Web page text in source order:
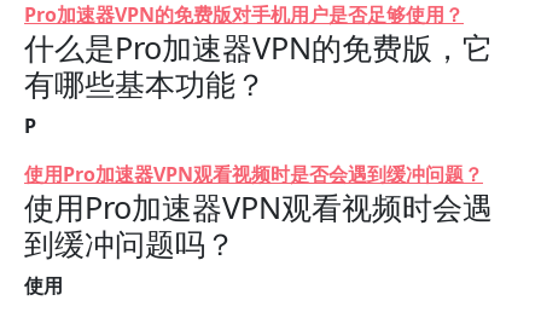
Pro加速器VPN的免费版对手机用户是否足够使用？
什么是Pro加速器VPN的免费版，它
有哪些基本功能？
P
使用Pro加速器VPN观看视频时是否会遇到缓冲问题？
使用Pro加速器VPN观看视频时会遇
到缓冲问题吗？
使用